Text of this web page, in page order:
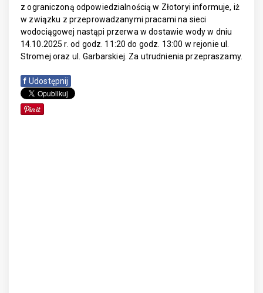
z ograniczoną odpowiedzialnością w Złotoryi informuje, iż
w związku z przeprowadzanymi pracami na sieci
wodociągowej nastąpi przerwa w dostawie wody w dniu
14.10.2025 r. od godz. 11:20 do godz. 13:00 w rejonie ul.
Stromej oraz ul. Garbarskiej. Za utrudnienia przepraszamy.
f Udostępnij